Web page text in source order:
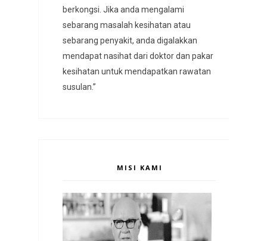
berkongsi. Jika anda mengalami
sebarang masalah kesihatan atau
sebarang penyakit, anda digalakkan
mendapat nasihat dari doktor dan pakar
kesihatan untuk mendapatkan rawatan
susulan.”
MISI KAMI